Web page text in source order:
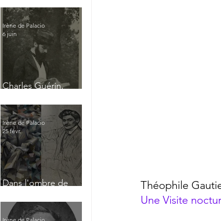
Charles Guérin,
Irène de Palacio
6 juin
Dans l'ombre de
Irène de Palacio
25 févr.
Théophile
Une Visite